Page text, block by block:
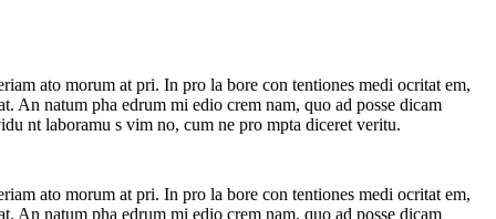
ato morum at pri. In pro la bore con tentiones medi ocritat em,
An natum pha edrum mi edio crem nam, quo ad posse dicam
nt laboramu s vim no, cum ne pro mpta diceret veritu.
ato morum at pri. In pro la bore con tentiones medi ocritat em,
An natum pha edrum mi edio crem nam, quo ad posse dicam